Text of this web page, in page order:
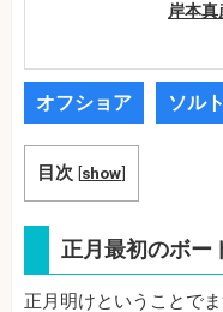
岸本真
オフショア ソル
目次 [show]
正月最初のボー
正月明けということで